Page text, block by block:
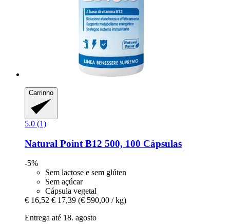
Carrinho
5.0 (1)
Natural Point B12 500, 100 Cápsulas
-5%
Sem lactose e sem glúten
Sem açúcar
Cápsula vegetal
€ 16,52 € 17,39 (€ 590,00 / kg)
Entrega até 18. agosto